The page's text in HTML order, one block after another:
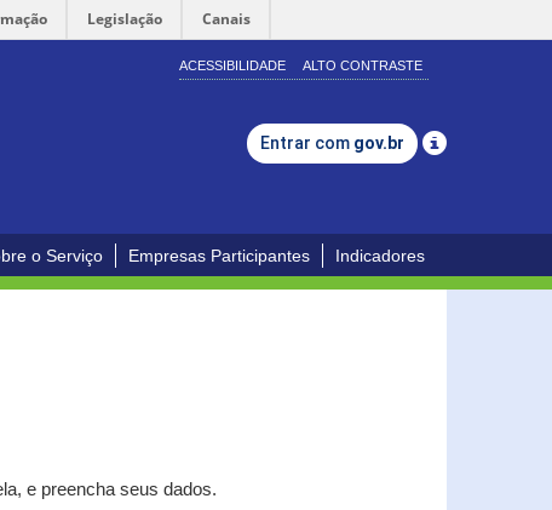
Legislação Canais
ACESSIBILIDADE ALTO CONTRASTE
Entrar com gov.br
o Serviço Empresas Participantes Indicadores
e preencha seus dados.